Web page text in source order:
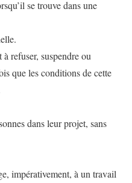
se trouve dans une
refuser, suspendre ou
que les conditions de cette
dans leur projet, sans
impérativement, à un travail